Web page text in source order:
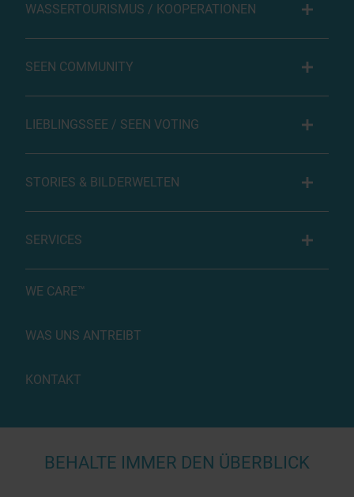
WASSERTOURISMUS / KOOPERATIONEN
SEEN COMMUNITY
LIEBLINGSSEE / SEEN VOTING
STORIES & BILDERWELTEN
SERVICES
WE CARE™
WAS UNS ANTREIBT
KONTAKT
BEHALTE IMMER DEN ÜBERBLICK